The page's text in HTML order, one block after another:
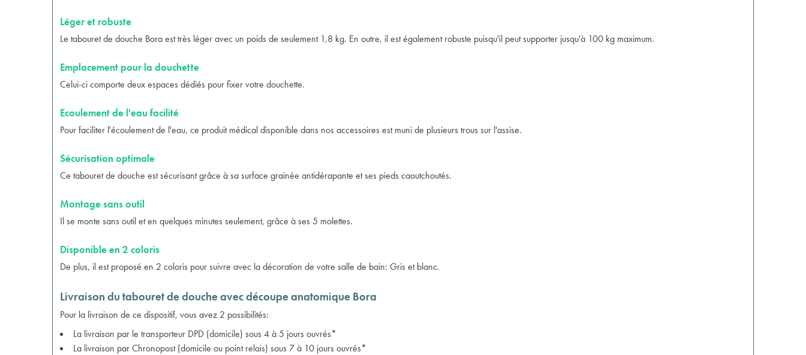
Léger et robuste
Le tabouret de douche Bora est très léger avec un poids de seulement 1,8 kg. En outre, il est également robuste puisqu'il peut supporter jusqu'à 100 kg maximum.
Emplacement pour la douchette
Celui-ci comporte deux espaces dédiés pour fixer votre douchette.
Ecoulement de l'eau facilité
Pour faciliter l'écoulement de l'eau, ce produit médical disponible dans nos accessoires est muni de plusieurs trous sur l'assise.
Sécurisation optimale
Ce tabouret de douche est sécurisant grâce à sa surface grainée antidérapante et ses pieds caoutchoutés.
Montage sans outil
Il se monte sans outil et en quelques minutes seulement, grâce à ses 5 molettes.
Disponible en 2 coloris
De plus, il est proposé en 2 coloris pour suivre avec la décoration de votre salle de bain: Gris et blanc.
Livraison du tabouret de douche avec découpe anatomique Bora
Pour la livraison de ce dispositif, vous avez 2 possibilités:
La livraison par le transporteur DPD (domicile) sous 4 à 5 jours ouvrés*
La livraison par Chronopost (domicile ou point relais) sous 7 à 10 jours ouvrés*